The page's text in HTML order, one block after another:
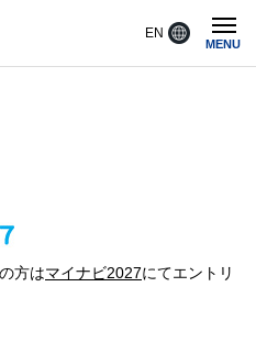
EN
MENU
方はマイナビ2027にてエントリ